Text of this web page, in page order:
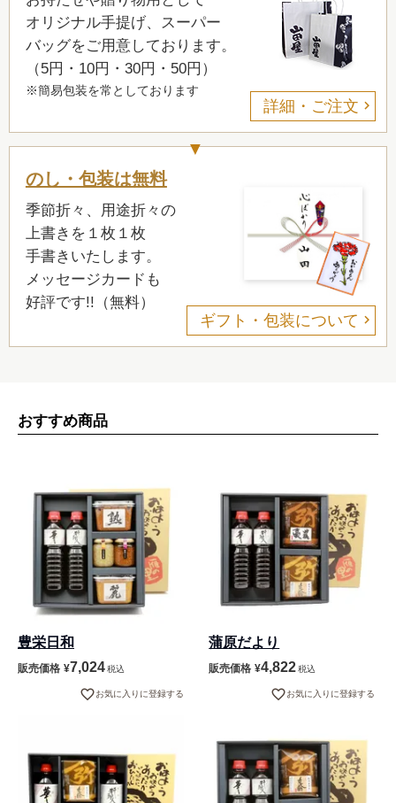
オリジナル手提げ、スーパー
バッグをご用意しております。
（5円・10円・30円・50円）
※簡易包装を常としております
詳細・ご注文
のし・包装は無料
季節折々、用途折々の
上書きを１枚１枚
手書きいたします。
メッセージカードも
好評です!!（無料）
ギフト・包装について
おすすめ商品
豊栄日和
販売価格 ¥7,024税込
お気に入りに登録する
蒲原だより
販売価格 ¥4,822 税込
お気に入りに登録する